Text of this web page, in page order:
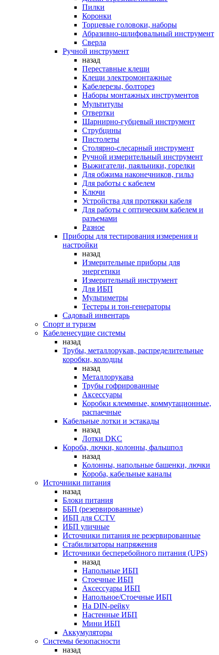
Пилки
Коронки
Торцевые головоки, наборы
Абразивно-шлифовальный инструмент
Сверла
Ручной инструмент
назад
Переставные клещи
Клещи электромонтажные
Кабелерезы, болторез
Наборы монтажных инструментов
Мультитулы
Отвертки
Шарнирно-губцевый инструмент
Струбцины
Пистолеты
Столярно-слесарный инструмент
Ручной измерительный инструмент
Выжигатели, паяльники, горелки
Для обжима наконечников, гильз
Для работы с кабелем
Ключи
Устройства для протяжки кабеля
Для работы с оптическим кабелем и
разъемами
Разное
Приборы для тестирования измерения и
настройки
назад
Измерительные приборы для
энергетики
Измерительный инструмент
Для ИБП
Мультиметры
Тестеры и тон-генераторы
Садовый инвентарь
Спорт и туризм
Кабеленесущие системы
назад
Трубы, металлорукав, распределительные
коробки, колодцы
назад
Металлорукава
Трубы гофрированные
Аксессуары
Коробки клеммные, коммутационные,
распаечные
Кабельные лотки и эстакады
назад
Лотки DKC
Короба, лючки, колонны, фальшпол
назад
Колонны, напольные башенки, лючки
Короба, кабельные каналы
Источники питания
назад
Блоки питания
ББП (резервированные)
ИБП для CCTV
ИБП уличные
Источники питания не резервированные
Стабилизаторы напряжения
Источники бесперебойного питания (UPS)
назад
Напольные ИБП
Стоечные ИБП
Аксессуары ИБП
Напольное/Стоечные ИБП
На DIN-рейку
Настенные ИБП
Мини ИБП
Аккумуляторы
Системы безопасности
назад